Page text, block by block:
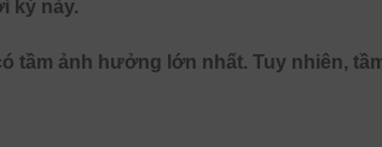
kỳ này.
tầm ảnh hưởng lớn nhất. Tuy nhiên,